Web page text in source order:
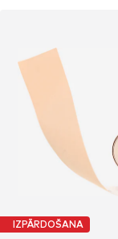
IZPĀRDOŠANA